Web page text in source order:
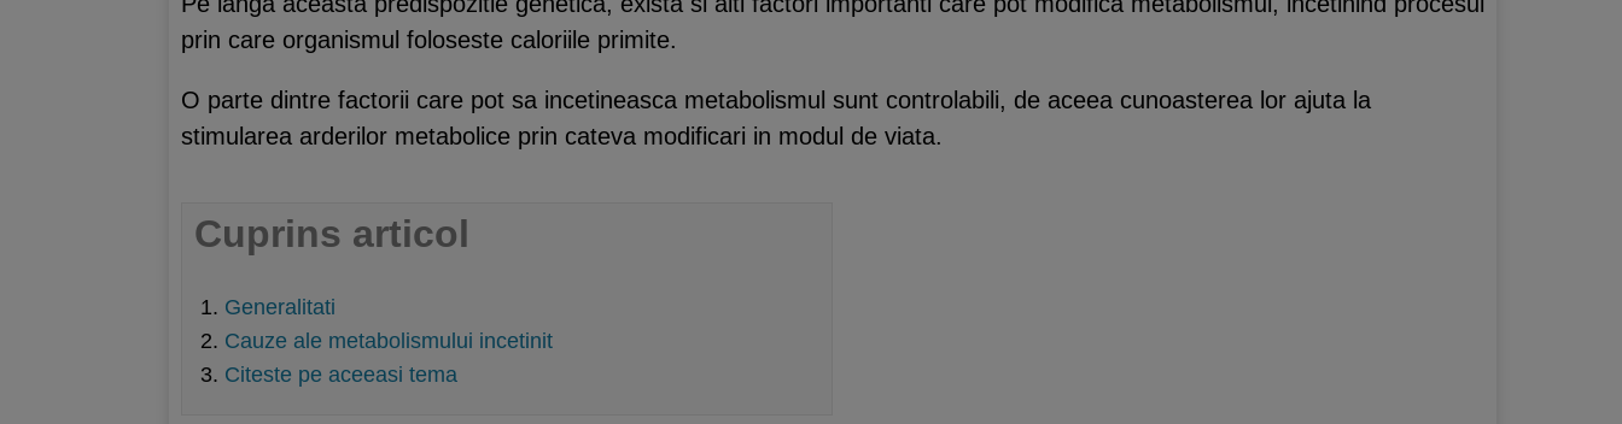
prin care organismul foloseste caloriile primite.
O parte dintre factorii care pot sa incetineasca metabolismul sunt controlabili, de aceea cunoasterea lor ajuta la
stimularea arderilor metabolice prin cateva modificari in modul de viata.
Cuprins articol
Generalitati
Cauze ale metabolismului incetinit
Citeste pe aceeasi tema